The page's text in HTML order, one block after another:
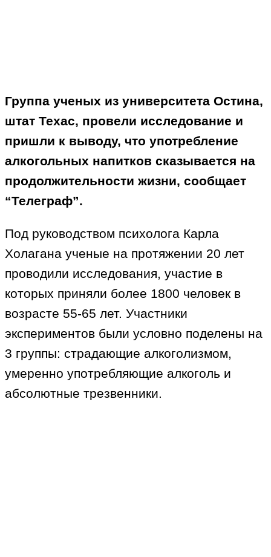
Группа ученых из университета Остина,
штат Техас, провели исследование и
пришли к выводу, что употребление
алкогольных напитков сказывается на
продолжительности жизни, сообщает
“Телеграф”.
Под руководством психолога Карла
Холагана ученые на протяжении 20 лет
проводили исследования, участие в
которых приняли более 1800 человек в
возрасте 55-65 лет. Участники
экспериментов были условно поделены на
3 группы: страдающие алкоголизмом,
умеренно употребляющие алкоголь и
абсолютные трезвенники.